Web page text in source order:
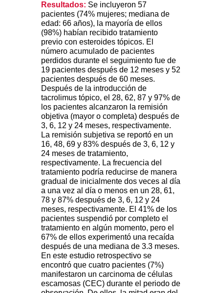
Resultados: Se incluyeron 57
pacientes (74% mujeres; mediana de
edad: 66 años), la mayoría de ellos
(98%) habían recibido tratamiento
previo con esteroides tópicos. El
número acumulado de pacientes
perdidos durante el seguimiento fue de
19 pacientes después de 12 meses y 52
pacientes después de 60 meses.
Después de la introducción de
tacrolimus tópico, el 28, 62, 87 y 97% de
los pacientes alcanzaron la remisión
objetiva (mayor o completa) después de
3, 6, 12 y 24 meses, respectivamente.
La remisión subjetiva se reportó en un
16, 48, 69 y 83% después de 3, 6, 12 y
24 meses de tratamiento,
respectivamente. La frecuencia del
tratamiento podría reducirse de manera
gradual de inicialmente dos veces al día
a una vez al día o menos en un 28, 61,
78 y 87% después de 3, 6, 12 y 24
meses, respectivamente. El 41% de los
pacientes suspendió por completo el
tratamiento en algún momento, pero el
67% de ellos experimentó una recaída
después de una mediana de 3.3 meses.
En este estudio retrospectivo se
encontró que cuatro pacientes (7%)
manifestaron un carcinoma de células
escamosas (CEC) durante el periodo de